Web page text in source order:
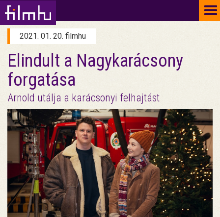
2021. 01. 20. filmhu
Elindult a Nagykarácsony
forgatása
Arnold utálja a karácsonyi felhajtást